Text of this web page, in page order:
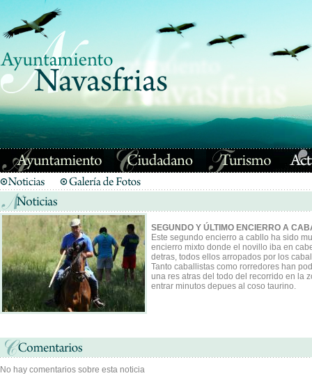
SEGUNDO Y ÚLTIMO ENCIERRO A
Este segundo encierro a cabllo ha sido
encierro mixto donde el novillo iba en
detras, todos ellos arropados por los
Tanto caballistas como rorredores han
una res atras del todo del recorrido en la
entrar minutos depues al coso taurino.
No hay comentarios sobre esta noticia